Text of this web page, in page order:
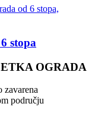
stopa
OGRADA